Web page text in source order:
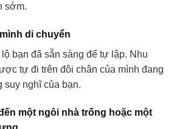
sớm.
di chuyển
bạn đã sẵn sàng để tự lập. Nhu
tự đi trên đôi chân của mình đang
suy nghĩ của bạn.
một ngôi nhà trống hoặc một